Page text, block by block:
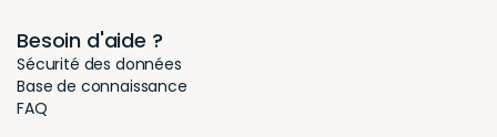
Besoin d'aide ?
Sécurité des données
Base de connaissance
FAQ